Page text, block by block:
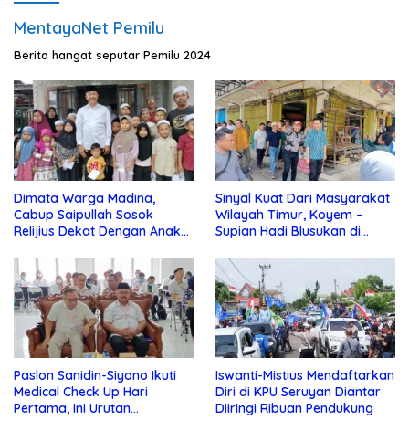
MentayaNet Pemilu
Berita hangat seputar Pemilu 2024
Dimata Warga Madina,
Cabup Saipullah Sosok
Relijius Dekat Dengan Anak
Sinyal Kuat Dari Masyarakat
Wilayah Timur, Koyem –
Supian Hadi Blusukan di
Paslon Sanidin-Siyono Ikuti
Medical Check Up Hari
Pertama, Ini Urutan
Iswanti-Mistius Mendaftarkan
Diri di KPU Seruyan Diantar
Diiringi Ribuan Pendukung